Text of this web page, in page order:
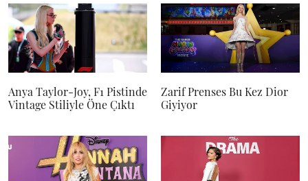
Anya Taylor-Joy, F1 Pistinde
Vintage Stiliyle Öne Çıktı
Zarif Prenses Bu Kez Dior
Giyiyor